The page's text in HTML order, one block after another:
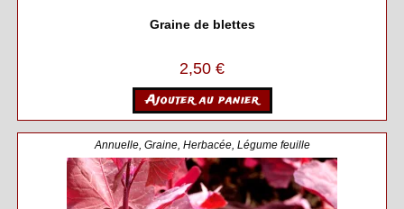
Graine de blettes
2,50 €
Ajouter au panier
Annuelle, Graine, Herbacée, Légume feuille